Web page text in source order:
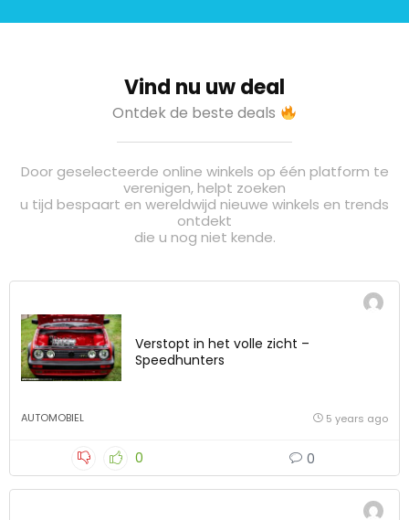
Vind nu uw deal
Ontdek de beste deals
Door geselecteerde online winkels op één platform te
verenigen, helpt zoeken
u tijd bespaart en wereldwijd nieuwe winkels en trends
ontdekt
die u nog niet kende.
Verstopt in het volle zicht –
Speedhunters
AUTOMOBIEL 5 years ago
0 0